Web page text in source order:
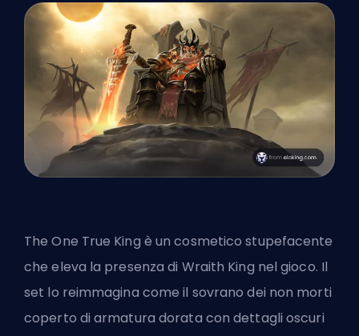
The One True King è un cosmetico stupefacente
che eleva la presenza di Wraith King nel gioco. Il
set lo reimmagina come il sovrano dei non morti
coperto di armatura dorata con dettagli oscuri